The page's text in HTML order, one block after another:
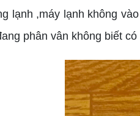
lạnh ,máy lạnh không
phân vân không biết